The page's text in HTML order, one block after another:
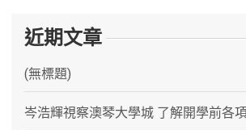
近期文章
(無標題)
岑浩輝視察澳琴大學城 了解開學前各